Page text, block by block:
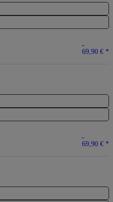
69,90 € *
69,90 € *